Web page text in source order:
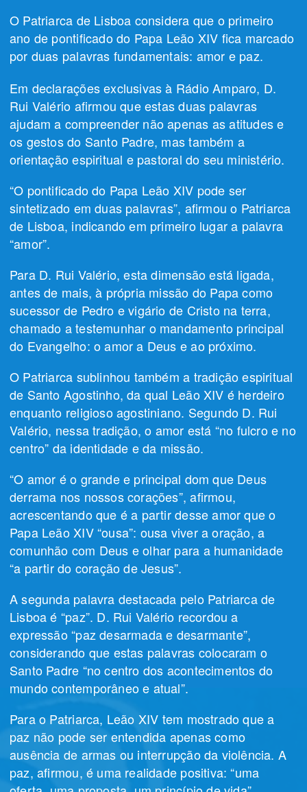
O Patriarca de Lisboa considera que o primeiro
ano de pontificado do Papa Leão XIV fica marcado
por duas palavras fundamentais: amor e paz.
Em declarações exclusivas à Rádio Amparo, D.
Rui Valério afirmou que estas duas palavras
ajudam a compreender não apenas as atitudes e
os gestos do Santo Padre, mas também a
orientação espiritual e pastoral do seu ministério.
“O pontificado do Papa Leão XIV pode ser
sintetizado em duas palavras”, afirmou o Patriarca
de Lisboa, indicando em primeiro lugar a palavra
“amor”.
Para D. Rui Valério, esta dimensão está ligada,
antes de mais, à própria missão do Papa como
sucessor de Pedro e vigário de Cristo na terra,
chamado a testemunhar o mandamento principal
do Evangelho: o amor a Deus e ao próximo.
O Patriarca sublinhou também a tradição espiritual
de Santo Agostinho, da qual Leão XIV é herdeiro
enquanto religioso agostiniano. Segundo D. Rui
Valério, nessa tradição, o amor está “no fulcro e no
centro” da identidade e da missão.
“O amor é o grande e principal dom que Deus
derrama nos nossos corações”, afirmou,
acrescentando que é a partir desse amor que o
Papa Leão XIV “ousa”: ousa viver a oração, a
comunhão com Deus e olhar para a humanidade
“a partir do coração de Jesus”.
A segunda palavra destacada pelo Patriarca de
Lisboa é “paz”. D. Rui Valério recordou a
expressão “paz desarmada e desarmante”,
considerando que estas palavras colocaram o
Santo Padre “no centro dos acontecimentos do
mundo contemporâneo e atual”.
Para o Patriarca, Leão XIV tem mostrado que a
paz não pode ser entendida apenas como
ausência de armas ou interrupção da violência. A
paz, afirmou, é uma realidade positiva: “uma